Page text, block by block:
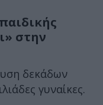
στην
δεκάδων
γυναίκες.